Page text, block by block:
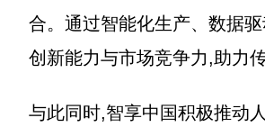
合。通过智能化生产、数据
创新能力与市场竞争力,助力
与此同时,智享中国积极推动